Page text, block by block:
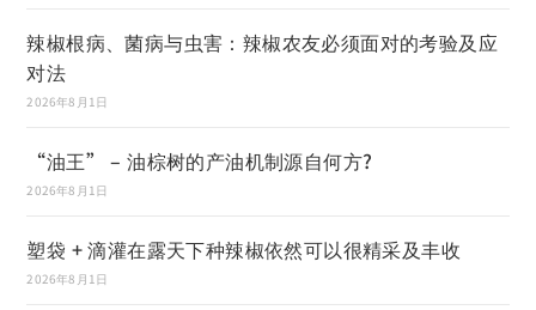
辣椒根病、菌病与虫害：辣椒农友必须面对的考验及应
对法
2026年8月1日
“油王” – 油棕树的产油机制源自何方?
2026年8月1日
塑袋 + 滴灌在露天下种辣椒依然可以很精采及丰收
2026年8月1日